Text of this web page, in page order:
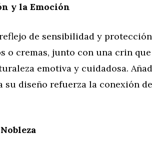
y la Emoción
de sensibilidad y
o cremas, junto con una crin
emotiva y cuidadosa.
su diseño refuerza la conexión